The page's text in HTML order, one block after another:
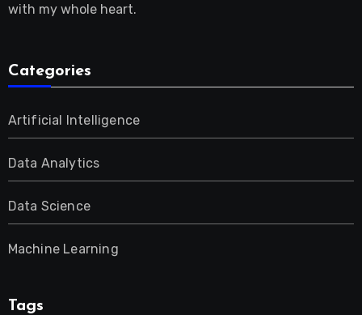
with my whole heart.
Categories
Artificial Intelligence
Data Analytics
Data Science
Machine Learning
Tags